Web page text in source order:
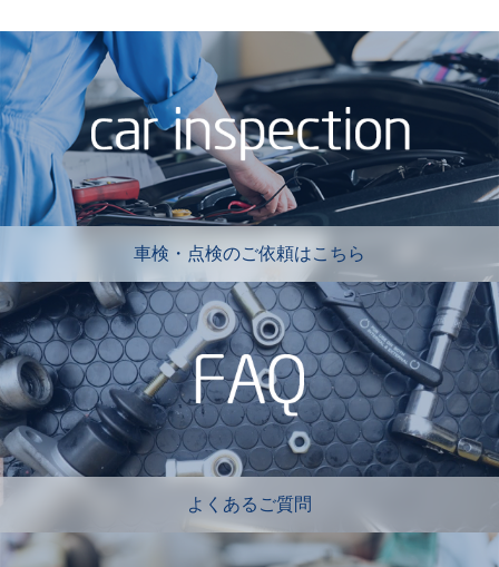
車検・点検のご依頼はこちら
よくあるご質問